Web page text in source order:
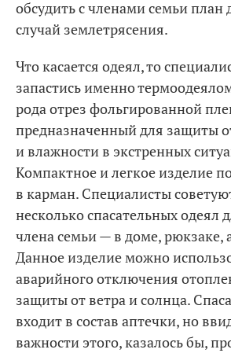
обсудить с членами семьи план
случай землетрясения.
Что касается одеял, то
запастись именно
рода отрез фольгированной
предназначенный для защиты
и влажности в экстренных
Компактное и легкое изделие
в карман. Специалисты
несколько спасательных одеял
члена семьи — в доме, рюкзаке,
Данное изделие можно
аварийного отключения
защиты от ветра и солнца.
входит в состав аптечки, но
важности этого, казалось бы,